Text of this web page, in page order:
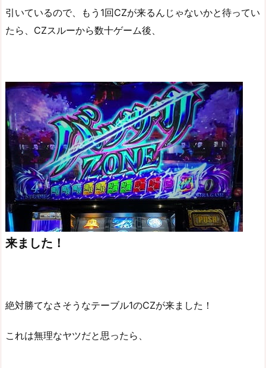
引いているので、もう1回CZが来るんじゃないかと待ってい
たら、CZスルーから数十ゲーム後、
来ました！
絶対勝てなさそうなテーブル1のCZが来ました！
これは無理なヤツだと思ったら、